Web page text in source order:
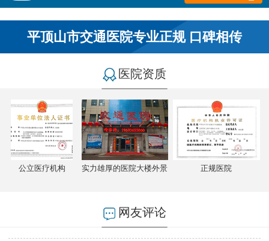
平顶山市交通医院专业正规 口碑相传
医院资质
公立医疗机构 实力雄厚的医院大楼外景 正规医院
网友评论
小李：
医院环境不错，就是人有点多，多亏手机预约了，
不然排队都要排好久…